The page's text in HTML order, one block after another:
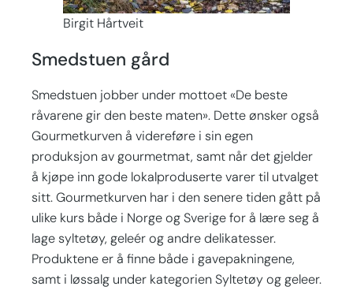
Birgit Hårtveit
Smedstuen gård
Smedstuen jobber under mottoet «De beste
råvarene gir den beste maten». Dette ønsker også
Gourmetkurven å videreføre i sin egen
produksjon av gourmetmat, samt når det gjelder
å kjøpe inn gode lokalproduserte varer til utvalget
sitt. Gourmetkurven har i den senere tiden gått på
ulike kurs både i Norge og Sverige for å lære seg å
lage syltetøy, geleér og andre delikatesser.
Produktene er å finne både i gavepakningene,
samt i løssalg under kategorien Syltetøy og geleer.